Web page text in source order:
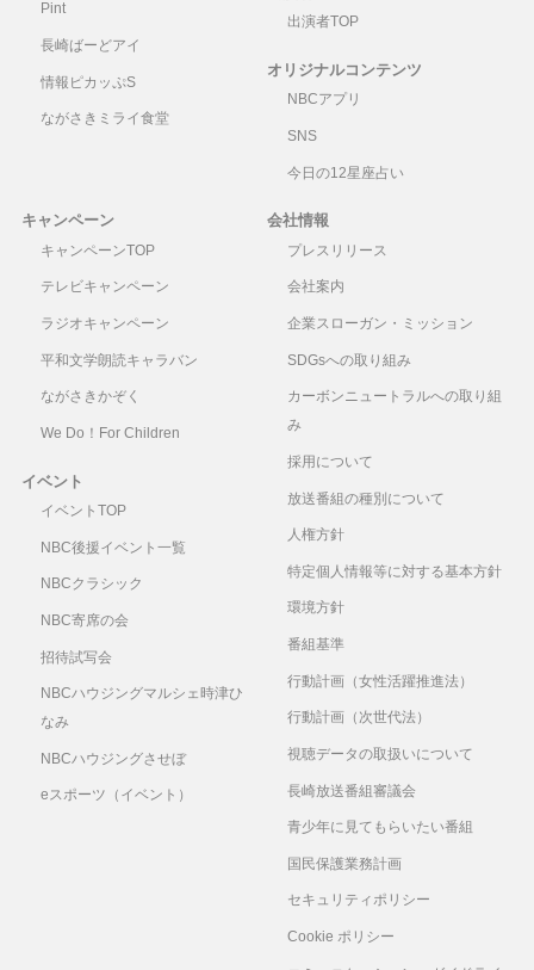
Pint
長崎ばーどアイ
情報ピカッぷS
ながさきミライ食堂
出演者TOP
オリジナルコンテンツ
NBCアプリ
SNS
今日の12星座占い
キャンペーン
キャンペーンTOP
テレビキャンペーン
ラジオキャンペーン
平和文学朗読キャラバン
ながさきかぞく
We Do！For Children
イベント
イベントTOP
NBC後援イベント一覧
NBCクラシック
NBC寄席の会
招待試写会
NBCハウジングマルシェ時津ひ
なみ
NBCハウジングさせぼ
eスポーツ（イベント）
会社情報
プレスリリース
会社案内
企業スローガン・ミッション
SDGsへの取り組み
カーボンニュートラルへの取り組
み
採用について
放送番組の種別について
人権方針
特定個人情報等に対する基本方針
環境方針
番組基準
行動計画（女性活躍推進法）
行動計画（次世代法）
視聴データの取扱いについて
長崎放送番組審議会
青少年に見てもらいたい番組
国民保護業務計画
セキュリティポリシー
Cookie ポリシー